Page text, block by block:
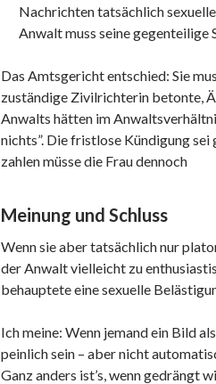
Nachrichten tatsächlich
Anwalt muss seine gegenteilige
Das Amtsgericht entschied: Sie
zuständige Zivilrichterin betonte,
Anwalts hätten im
nichts”. Die fristlose Kündigung
zahlen müsse die Frau dennoch
Meinung und Schluss
Wenn sie aber tatsächlich nur
der Anwalt vielleicht zu
behauptete eine sexuelle
Ich meine: Wenn jemand ein Bild
peinlich sein – aber nicht
Ganz anders ist’s, wenn gedrängt